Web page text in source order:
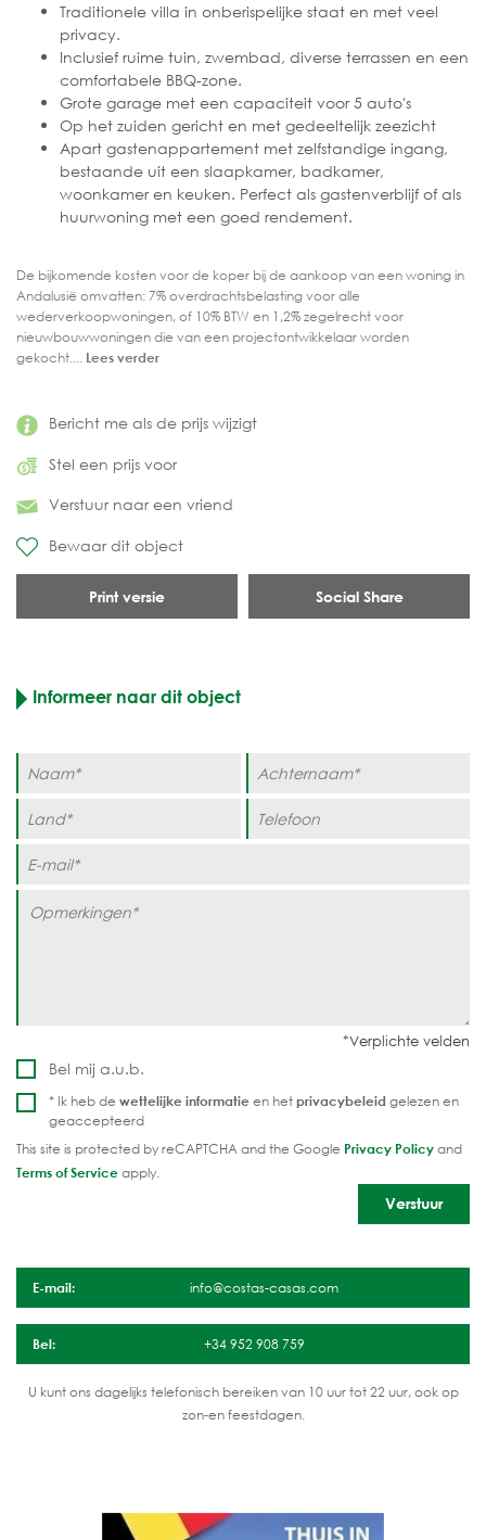
Bericht me als de prijs wijzigt
Stel een prijs voor
Verstuur naar een vriend
Bewaar dit object
Print versie Social Share
Traditionele villa in onberispelijke staat en met veel
privacy.
Inclusief ruime tuin, zwembad, diverse terrassen en een
comfortabele BBQ-zone.
Grote garage met een capaciteit voor 5 auto's
Op het zuiden gericht en met gedeeltelijk zeezicht
Apart gastenappartement met zelfstandige ingang,
bestaande uit een slaapkamer, badkamer,
woonkamer en keuken. Perfect als gastenverblijf of als
huurwoning met een goed rendement.
De bijkomende kosten voor de koper bij de aankoop van een woning in
Andalusië omvatten: 7% overdrachtsbelasting voor alle
wederverkoopwoningen, of 10% BTW en 1,2% zegelrecht voor
nieuwbouwwoningen die van een projectontwikkelaar worden
gekocht.... Lees verder
Informeer naar dit object
Bel mij a.u.b.
* Ik heb de wettelijke informatie en hetprivacybeleid gelezen en
geaccepteerd
This site is protected by reCAPTCHA and the Google Privacy Policyand
Terms of Serviceapply.
E-mail: info@costas-casas.com
Bel: +34 952 908 759
U kunt ons dagelijks telefonisch bereiken van 10 uur tot 22 uur, ook op
zon-en feestdagen.